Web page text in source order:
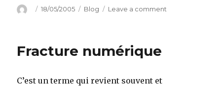
Author
Posted
18/05/2005 Categories
Blog Leave a comment
Fracture numérique
C’est un terme qui revient souvent et